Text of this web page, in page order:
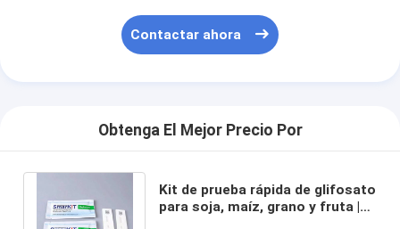
Contactar ahora
Obtenga El Mejor Precio Por
Kit de prueba rápida de glifosato
para soja, maíz, grano y fruta |